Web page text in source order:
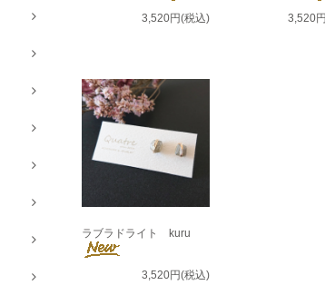
3,520円(税込) 3,520
ラブラドライト kuru
3,520円(税込)